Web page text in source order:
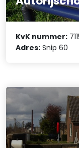
KvK nummer:
Adres: Snip 60